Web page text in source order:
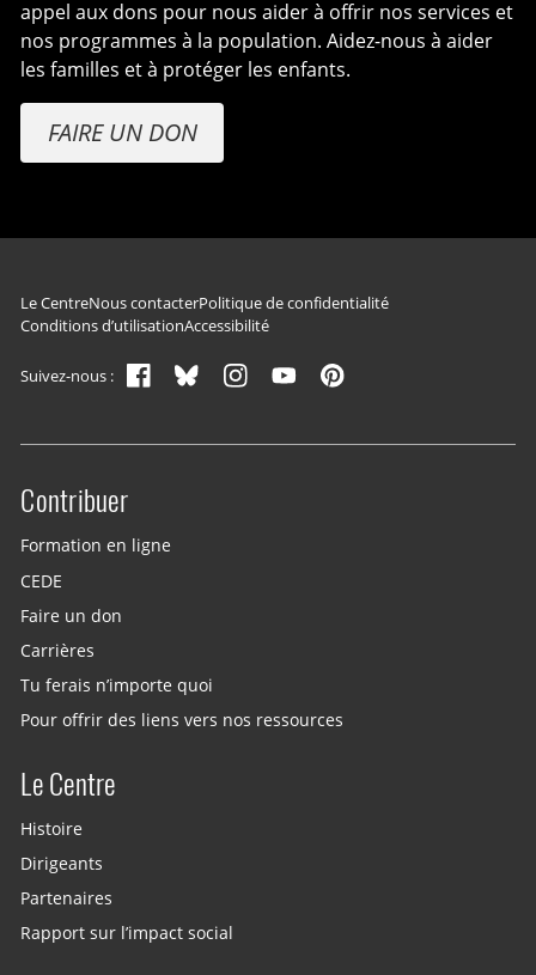
appel aux dons pour nous aider à offrir nos services et
nos programmes à la population. Aidez-nous à aider
les familles et à protéger les enfants.
FAIRE UN DON
Navigation du pied de page
Le CentreNous contacterPolitique de confidentialité
Conditions d’utilisationAccessibilité
Suivez-nous :
Site menu
Contribuer
Formation en ligne
CEDE
Faire un don
Carrières
Tu ferais n’importe quoi
Pour offrir des liens vers nos ressources
Le Centre
Histoire
Dirigeants
Partenaires
Rapport sur l’impact social